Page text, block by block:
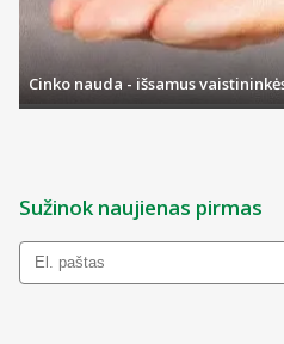
Cinko nauda - išsamus
Sužinok naujienas pirmas